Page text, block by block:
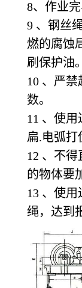
8、作业
9 、钢丝
燃的腐蚀
刷保护油。
10 、严禁
数。
11 、使用
扁.电弧打
12 、不得
的物体要
13 、使用
绳，达到